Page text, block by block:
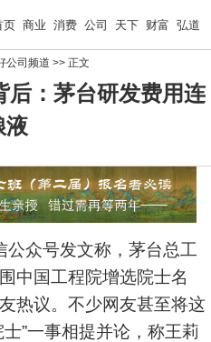
页 商业 消费 公司 天下 财富 弘道
公司频道 >> 正文
后：茅台研发费用连
液
公众号发文称，茅台总工
中国工程院增选院士名
热议。不少网友甚至将这
”一事相提并论，称王莉